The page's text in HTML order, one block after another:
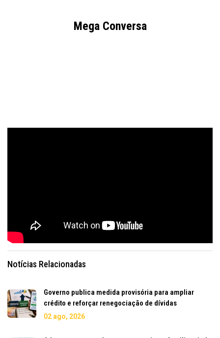
Mega Conversa
Notícias Relacionadas
Governo publica medida provisória para ampliar
crédito e reforçar renegociação de dívidas
02 ago, 2026